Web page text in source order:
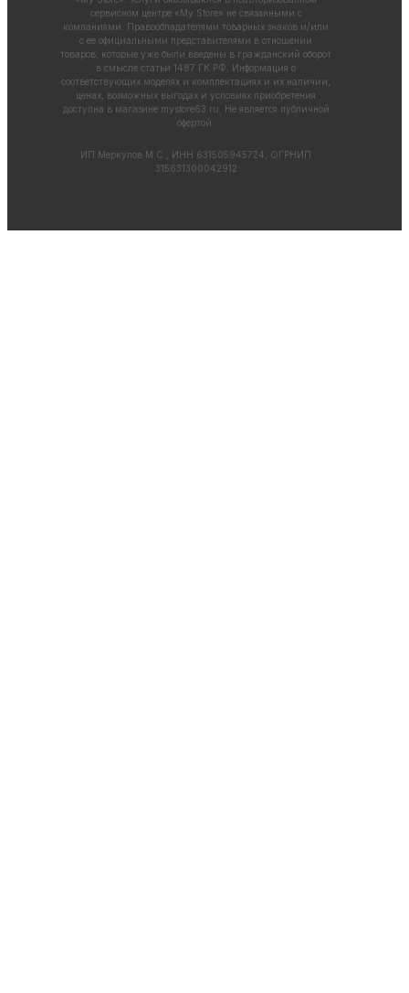
сервисном центре «My Store» не связанными с
компаниями. Правообладателями товарных знаков и/или
с ее официальными представителями в отношении
товаров, которые уже были введены в гражданский оборот
в смысле статьи 1487 ГК РФ. Информация о
соответствующих моделях и комплектациях и их наличии,
ценах, возможных выгодах и условиях приобретения
доступна в магазине mystore63.ru . Не является публичной
офертой.
ИП Меркулов М.С., ИНН 631505945724, ОГРНИП
315631300042912